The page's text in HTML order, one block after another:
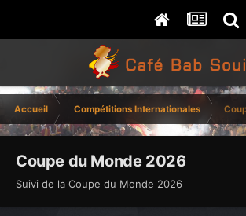
Accueil Compétitions Internationales
Coupe du Monde 2026
Suivi de la Coupe du Monde 2026